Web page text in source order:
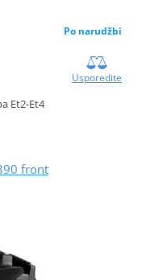
Po narudžbi
Usporedite
Et2-Et4
front